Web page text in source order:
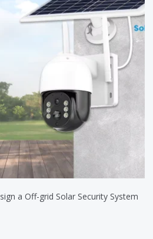
a Off-grid Solar Security System